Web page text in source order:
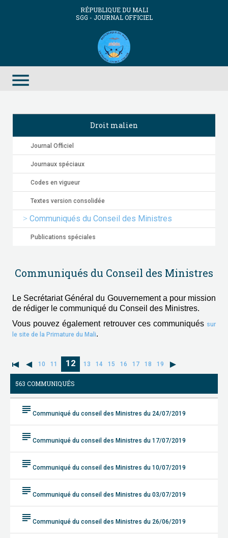
RÉPUBLIQUE DU MALI
SGG - JOURNAL OFFICIEL
menu
Droit malien
Journal Officiel
Journaux spéciaux
Codes en vigueur
Textes version consolidée
Communiqués du Conseil des Ministres
Publications spéciales
Communiqués du Conseil des Ministres
Le Secrétariat Général du Gouvernement a pour mission
de rédiger le communiqué du Conseil des Ministres.
Vous pouvez également retrouver ces communiqués sur
le site de la Primature du Mali.
10 11 12 13 14 15 16 17 18 19
563 COMMUNIQUÉS
subject Communiqué du conseil des Ministres du 24/07/2019
subject Communiqué du conseil des Ministres du 17/07/2019
subject Communiqué du conseil des Ministres du 10/07/2019
subject Communiqué du conseil des Ministres du 03/07/2019
subject Communiqué du conseil des Ministres du 26/06/2019